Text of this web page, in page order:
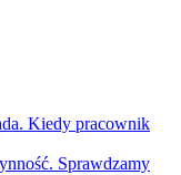
Kiedy pracownik
Sprawdzamy